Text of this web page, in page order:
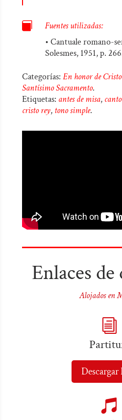

Fuentes utilizadas:
• Cantuale romano-
Solesmes, 1951, p.
Categorías: En honor de
Santísimo Sacramento.
Etiquetas: antes de misa,
cristo rey, tono simple.
Enlaces de
Alojados en
i
Descargar
